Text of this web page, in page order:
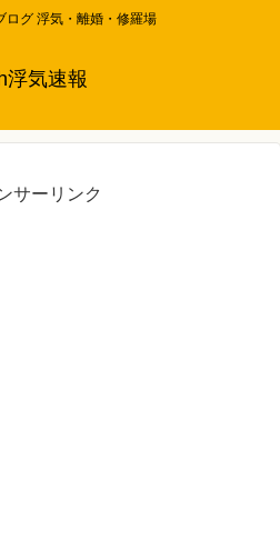
ログ 浮気・離婚・修羅場
浮気速報
サーリンク